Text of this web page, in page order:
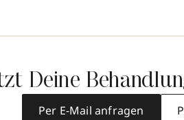
Deine
Per E-Mail anfragen